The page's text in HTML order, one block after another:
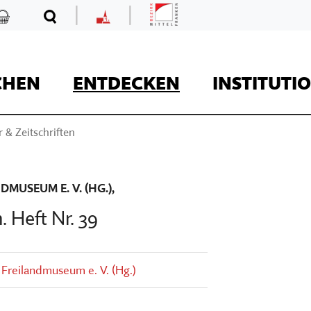
Kaufladen | | Mittelfranken
ENTDECKEN
& Zeitschriften
Heft Nr. 39
E. V. (HG.),
e. V. (Hg.)